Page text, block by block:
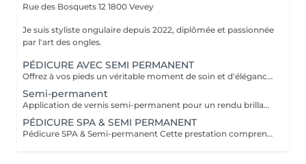
Rue des Bosquets 12 1800 Vevey
Je suis styliste ongulaire depuis 2022, diplômée et passionnée
par l'art des ongles.
PÉDICURE AVEC SEMI PERMANENT
Offrez à vos pieds un véritable moment de soin et d'élégance. La pédicure avec semi-permanent est un rituel complet qui allie précision, douceur et tenue longue durée. Pendant le soin : mise en forme des ongles et travail minutieux des cuticules lissage délicat et embellissement de la peau application d'un vernis semi-permanent à la brillance intense Résultat : des pieds parfaitement soignés, une couleur lumineuse et une tenue impeccable jusqu'à 8 semaines, sans éclats. Idéal avant les vacances, la saison estivale ou simplement pour celles qui souhaitent se sentir élégantes au quotidien. Veuillez choisir une option:
Semi-permanent
Application de vernis semi-permanent pour un rendu brillant, naturel et longue tenue (23 semaines)
PÉDICURE SPA & SEMI PERMANENT
Pédicure SPA & Semi-permanent Cette prestation comprend : Nettoyage et exfoliation des pieds Taille et limage des ongles Repousse des cuticules Élimination des callosités Hydratation des pieds avec massage relaxant Options de vernis : Semi-permanent : Tenue longue durée (2 à 8 semaines), finition brillante et soignée Semi-permanent + French : Bord blanc élégant + couleur naturelle ou nude, durable et résistant aux chocs Idéal pour des pieds impeccables, esthétiques et parfaitement hydratés, tout en profitant d'un vernis durable et élégant.